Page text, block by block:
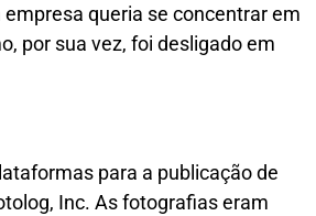
empresa queria se concentrar em
por sua vez, foi desligado em
para a publicação de
Inc. As fotografias eram